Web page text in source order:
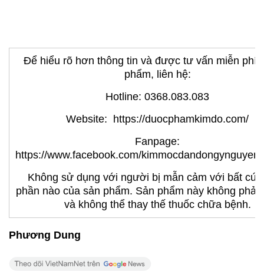
Để hiểu rõ hơn thông tin và được tư vấn miễn phí
phẩm, liên hệ:
Hotline: 0368.083.083
Website: https://duocphamkimdo.com/
Fanpage:
https://www.facebook.com/
Không sử dụng với người bị mẫn cảm với bất cứ
phần nào của sản phẩm. Sản phẩm này không phải
và không thể thay thế thuốc chữa bệnh.
Phương Dung